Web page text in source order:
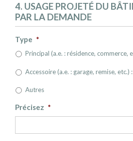
4. USAGE PROJETÉ DU
PAR LA DEMANDE
Type *
Principal (a.e. : résidence, commerce,
Accessoire (a.e. : garage, remise, etc.) :
Autres
Précisez *